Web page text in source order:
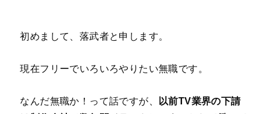
初めまして、落武者と申します。
現在フリーでいろいろやりたい無職です。
なんだ無職か！って話ですが、
以前TV業界の下請